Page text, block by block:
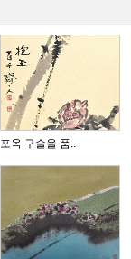
포옥 구슬을 품..